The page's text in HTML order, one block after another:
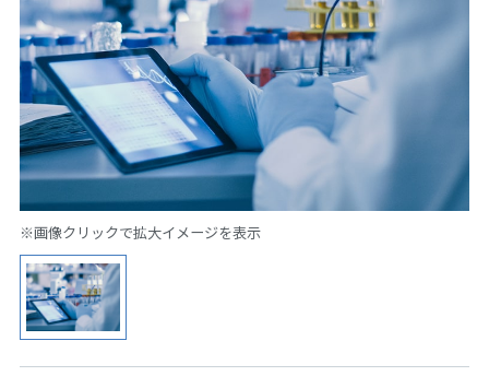
※画像クリックで拡大イメージを表示